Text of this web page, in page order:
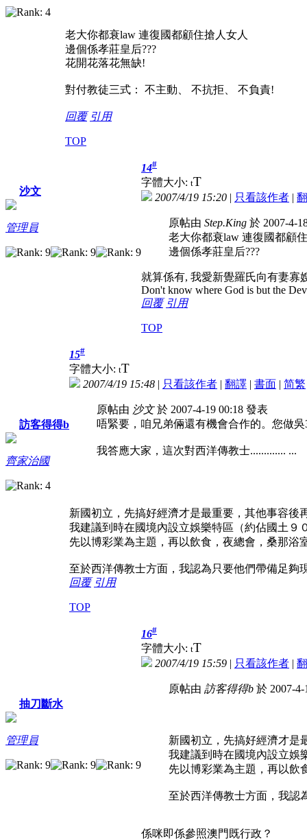
老大你都衰law 連復國都顧住搶人女人
邊個係孝莊皇后???
花開花落花無缺!
對付教徒三式： 不主動、 不抗拒、 不負責!
回覆 引用
TOP
沙文
管理員
14#
字體大小: tT
2007/4/19 15:20 | 只看該作者 |
原帖由 Step.King 於 2007-4-
老大你都衰law 連復國都顧
邊個係孝莊皇后???
就算係有, 我愛新覺羅氏向有妻寡
Don't know where God is but the
回覆 引用
TOP
訪客得得b
齊家治國
15#
字體大小: tT
2007/4/19 15:48 | 只看該作者 | 翻譯 | 書面 | 简繁
原帖由 沙文於 2007-4-19 00:18 發表
唔緊要，咱兄弟倆還有機會合作的。您做
我答應大家，這次對西洋傳教士............. ...
新國初立，先搞好經濟才是最重要，其他事容後
我建議到時在國境內設立娛樂特區（約佔國土９
先以博彩業為主題，再以飲食，夜總會，桑那浴
至於西洋傳教士方面，我認為只要他們帶備足夠
回覆 引用
TOP
抽刀斷水
管理員
16#
字體大小: tT
2007/4/19 15:59 | 只看該作者 |
原帖由 訪客得得b 於 2007-
新國初立，先搞好經濟才是
我建議到時在國境內設立娛
先以博彩業為主題，再以飲
至於西洋傳教士方面，我認
係咪即係參照澳門既行政？